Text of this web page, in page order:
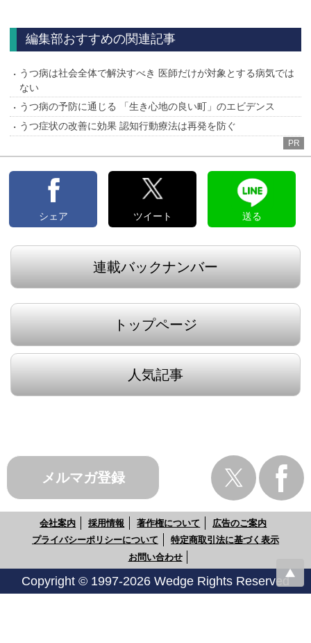
編集部おすすめの関連記事
うつ病は社会全体で解決すべき 医師だけが対象とする病気では
ない
うつ病の予防に通じる 「生き心地の良い町」のエビデンス
うつ症状の改善に効果 認知行動療法は再発を防ぐ
PR
シェア ツイート 送る
連載バックナンバー
トップページ
人気記事
メルマガ登録
会社案内 採用情報 著作権について
広告のご案内
プライバシーポリシーについて
特定商取引法に基づく表示
お問い合わせ
Copyright © 1997-2026 Wedge Rights Reserved